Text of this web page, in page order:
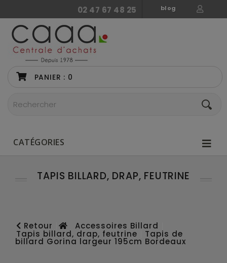
blog
02 47 67 48 25
PANIER : 0
CATÉGORIES
TAPIS BILLARD, DRAP, FEUTRINE
Retour Accessoires Billard
Tapis billard, drap, feutrine Tapis de
billard Gorina largeur 195cm Bordeaux